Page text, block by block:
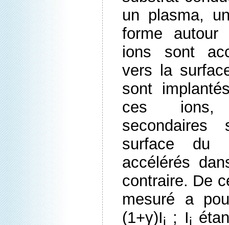
un plasma,
forme
ions sont
vers la
sont
ces ions,
surface du
accélérés
contraire. De
mesuré a
(1+γ)I
; I